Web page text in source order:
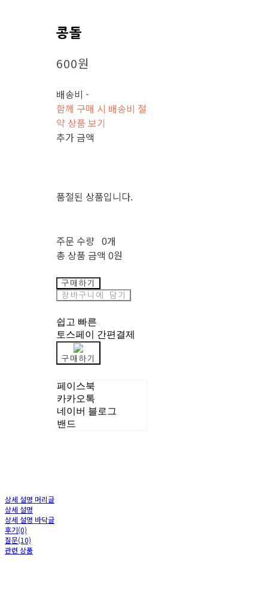
콩돌
600원
배송비-
함께 구매 시 배송비 절
약 상품 보기
추가 금액
품절된 상품입니다.
주문 수량 0개
총 상품 금액 0원
구매하기
장바구니에 담기
쉽고 빠른
토스페이 간편결제
구매하기
페이스북
카카오톡
네이버 블로그
밴드
상세 설명 머리글
상세 설명
상세 설명 바닥글
후기(0)
질문(10)
관련 상품